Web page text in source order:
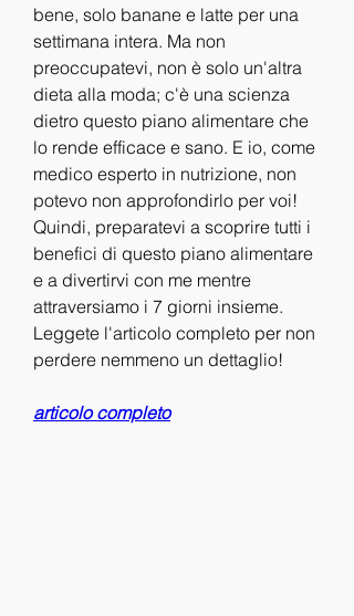
bene, solo banane e latte per una
settimana intera. Ma non
preoccupatevi, non è solo un'altra
dieta alla moda; c'è una scienza
dietro questo piano alimentare che
lo rende efficace e sano. E io, come
medico esperto in nutrizione, non
potevo non approfondirlo per voi!
Quindi, preparatevi a scoprire tutti i
benefici di questo piano alimentare
e a divertirvi con me mentre
attraversiamo i 7 giorni insieme.
Leggete l'articolo completo per non
perdere nemmeno un dettaglio!
articolo completo